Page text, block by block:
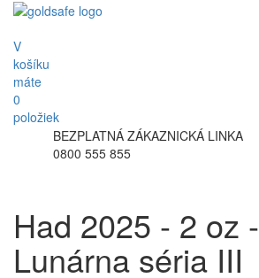
V
košíku
máte
0
položiek
BEZPLATNÁ ZÁKAZNICKÁ LINKA
0800 555 855
Had 2025 - 2 oz -
Lunárna séria III